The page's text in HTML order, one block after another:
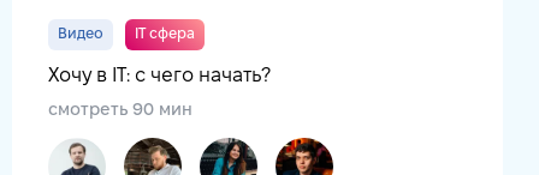
Видео IT сфера
Хочу в IT: с чего начать?
смотреть 90 мин